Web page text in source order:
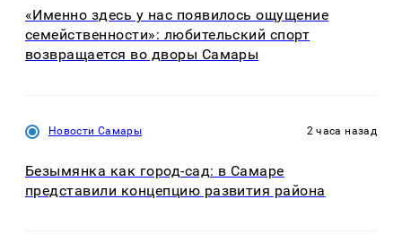
«Именно здесь у нас появилось ощущение
семейственности»: любительский спорт
возвращается во дворы Самары
Новости Самары 2 часа назад
Безымянка как город-сад: в Самаре
представили концепцию развития района